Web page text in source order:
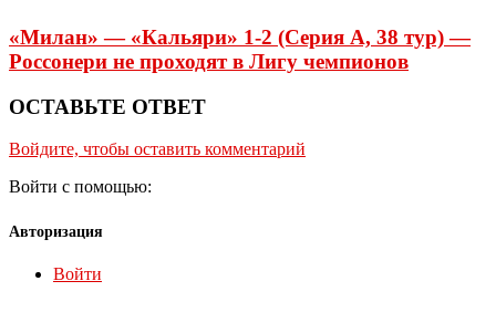
«Милан» — «Кальяри» 1-2 (Серия А, 38 тур) —
Россонери не проходят в Лигу чемпионов
ОСТАВЬТЕ ОТВЕТ
Войдите, чтобы оставить комментарий
Войти с помощью:
Авторизация
Войти